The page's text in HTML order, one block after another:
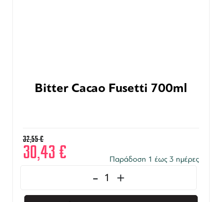
Bitter Cacao Fusetti 700ml
32,55€
30,43 € Παράδοση 1 έως 3 ημέρες
- +